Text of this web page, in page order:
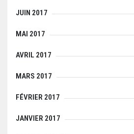
JUIN 2017
MAI 2017
AVRIL 2017
MARS 2017
FÉVRIER 2017
JANVIER 2017